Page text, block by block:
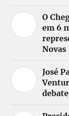
O
em 6
Novas
José